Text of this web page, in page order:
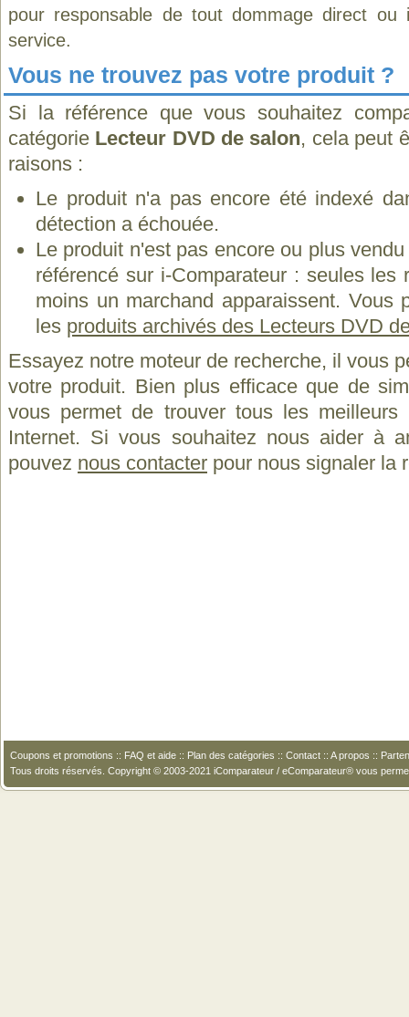
pour responsable de tout dommage direct
service.
Vous ne trouvez pas votre produit ?
Si la référence que vous souhaitez
catégorie Lecteur DVD de salon, cela peut
raisons :
Le produit n'a pas encore été indexé
détection a échouée.
Le produit n'est pas encore ou plus
référencé sur i-Comparateur : seules les
moins un marchand apparaissent. Vous
les produits archivés des Lecteurs DVD
Essayez notre moteur de recherche, il vous
votre produit. Bien plus efficace que de
vous permet de trouver tous les
Internet. Si vous souhaitez nous aider à
pouvez nous contacter pour nous signaler la
Coupons et promotions :: FAQ et aide :: Plan des catégories :: Contact :: A propos ::
Tous droits réservés. Copyright © 2003-2021 iComparateur / eComparateur® vous